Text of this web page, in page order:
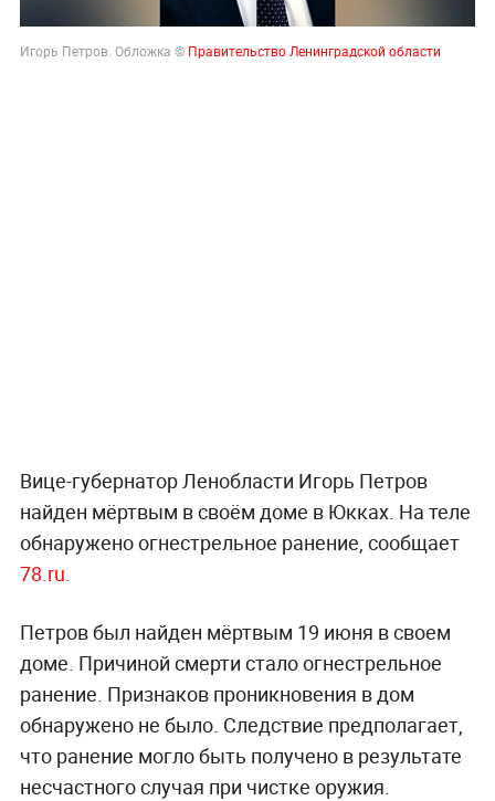
Игорь Петров. Обложка © Правительство Ленинградской области
Вице-губернатор Ленобласти Игорь Петров
найден мёртвым в своём доме в Юкках. На теле
обнаружено огнестрельное ранение, сообщает
78.ru.
Петров был найден мёртвым 19 июня в своем
доме. Причиной смерти стало огнестрельное
ранение. Признаков проникновения в дом
обнаружено не было. Следствие предполагает,
что ранение могло быть получено в результате
несчастного случая при чистке оружия.